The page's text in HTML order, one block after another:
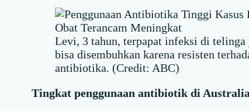
Levi, 3 tahun, terpapat infeksi di telinga
bisa disembuhkan karena resisten
antibiotika. (Credit: ABC)
Tingkat penggunaan antibiotik di